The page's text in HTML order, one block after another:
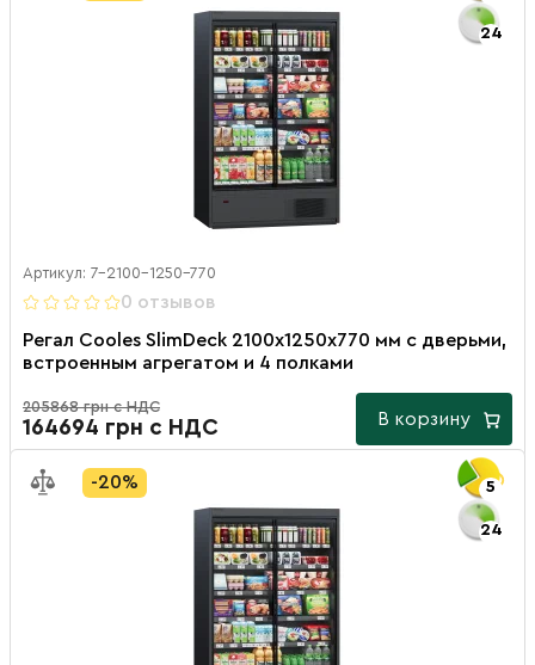
24
Артикул: 7-2100-1250-770
0 отзывов
Регал Cooles SlimDeck 2100х1250х770 мм с дверьми,
встроенным агрегатом и 4 полками
205868 грн с НДС
164694 грн с НДС В корзину
5
24
-20%